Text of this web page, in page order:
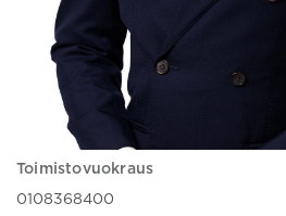
Toimistovuokraus
0108368400